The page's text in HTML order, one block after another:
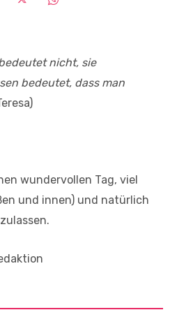
nicht, sie
bedeutet, dass man
wundervollen Tag, viel
und innen) und natürlich